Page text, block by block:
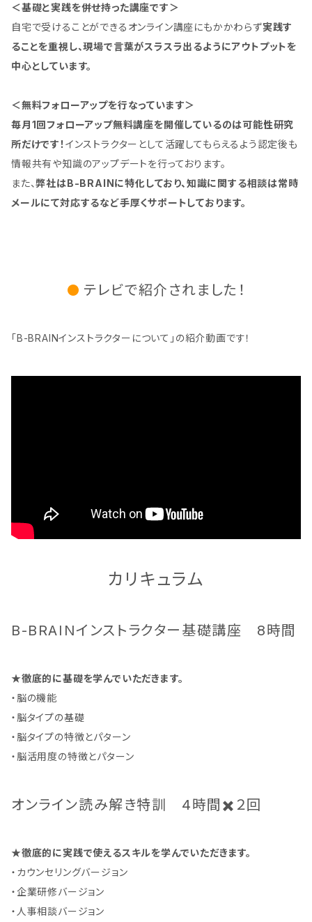
＜基礎と実践を併せ持った講座です＞
自宅で受けることができるオンライン講座にもかかわらず実践す
ることを重視し、現場で言葉がスラスラ出るようにアウトプットを
中心としています。
＜無料フォローアップを行なっています＞
毎月1回フォローアップ無料講座を開催しているのは可能性研究
所だけです！ インストラクターとして活躍してもらえるよう認定後も
情報共有や知識のアップデートを行っております。
また、弊社はB-BRAINに特化しており、知識に関する相談は常時
メールにて対応するなど手厚くサポートしております。
テレビで紹介されました！
「B-BRAINインストラクターについて」の紹介動画です！
カリキュラム
B-BRAINインストラクター基礎講座 8時間
★徹底的に基礎を学んでいただきます。
・脳の機能
・脳タイプの基礎
・脳タイプの特徴とパターン
・脳活用度の特徴とパターン
オンライン読み解き特訓 4時間✖️２回
★徹底的に実践で使えるスキルを学んでいただきます。
・カウンセリングバージョン
・企業研修バージョン
・人事相談バージョン